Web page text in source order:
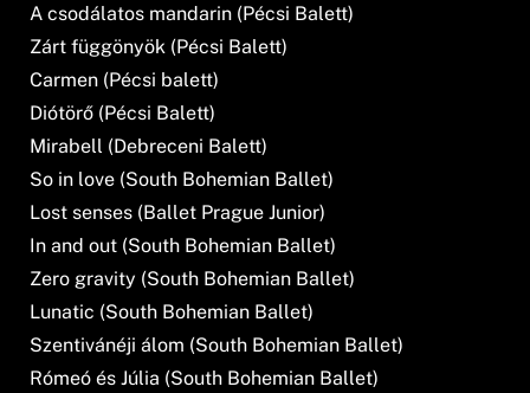
A csodálatos mandarin (Pécsi Balett)
Zárt függönyök (Pécsi Balett)
Carmen (Pécsi balett)
Diótörő (Pécsi Balett)
Mirabell (Debreceni Balett)
So in love (South Bohemian Ballet)
Lost senses (Ballet Prague Junior)
In and out (South Bohemian Ballet)
Zero gravity (South Bohemian Ballet)
Lunatic (South Bohemian Ballet)
Szentivánéji álom (South Bohemian Ballet)
Rómeó és Júlia (South Bohemian Ballet)